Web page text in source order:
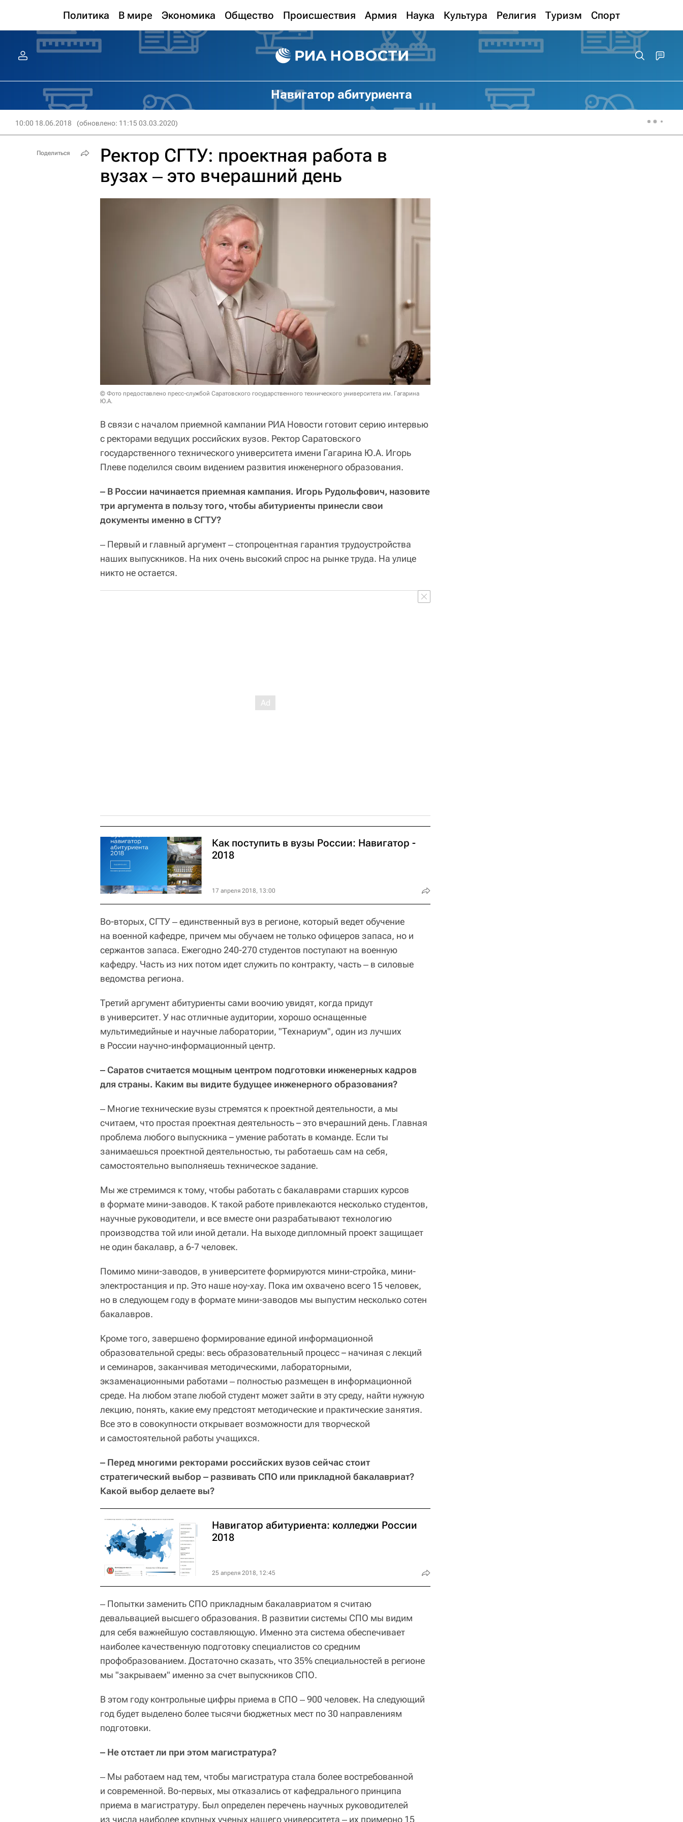
Политика В мире Экономика Общество Происшествия Армия Наука Культура Религия Туризм Спорт
Навигатор абитуриента
10:00 18.06.2018 (обновлено: 11:15 03.03.2020)
Ректор СГТУ: проектная работа в
вузах ‒ это вчерашний день
© Фото предоставлено пресс-службой Саратовского государственного технического университета им. Гагарина
Ю.А.
В связи с началом приемной кампании РИА Новости готовит серию интервью
с ректорами ведущих российских вузов. Ректор Саратовского
государственного технического университета имени Гагарина Ю.А. Игорь
Плеве поделился своим видением развития инженерного образования.
‒ В России начинается приемная кампания. Игорь Рудольфович, назовите
три аргумента в пользу того, чтобы абитуриенты принесли свои
документы именно в СГТУ?
‒ Первый и главный аргумент ‒ стопроцентная гарантия трудоустройства
наших выпускников. На них очень высокий спрос на рынке труда. На улице
никто не остается.
Как поступить в вузы России: Навигатор -
2018
17 апреля 2018, 13:00
Во-вторых, СГТУ ‒ единственный вуз в регионе, который ведет обучение
на военной кафедре, причем мы обучаем не только офицеров запаса, но и
сержантов запаса. Ежегодно 240-270 студентов поступают на военную
кафедру. Часть из них потом идет служить по контракту, часть ‒ в силовые
ведомства региона.
Третий аргумент абитуриенты сами воочию увидят, когда придут
в университет. У нас отличные аудитории, хорошо оснащенные
мультимедийные и научные лаборатории, "Технариум", один из лучших
в России научно-информационный центр.
‒ Саратов считается мощным центром подготовки инженерных кадров
для страны. Каким вы видите будущее инженерного образования?
‒ Многие технические вузы стремятся к проектной деятельности, а мы
считаем, что простая проектная деятельность – это вчерашний день. Главная
проблема любого выпускника – умение работать в команде. Если ты
занимаешься проектной деятельностью, ты работаешь сам на себя,
самостоятельно выполняешь техническое задание.
Мы же стремимся к тому, чтобы работать с бакалаврами старших курсов
в формате мини-заводов. К такой работе привлекаются несколько студентов,
научные руководители, и все вместе они разрабатывают технологию
производства той или иной детали. На выходе дипломный проект защищает
не один бакалавр, а 6-7 человек.
Помимо мини-заводов, в университете формируются мини-стройка, мини-
электростанция и пр. Это наше ноу-хау. Пока им охвачено всего 15 человек,
но в следующем году в формате мини-заводов мы выпустим несколько сотен
бакалавров.
Кроме того, завершено формирование единой информационной
образовательной среды: весь образовательный процесс – начиная с лекций
и семинаров, заканчивая методическими, лабораторными,
экзаменационными работами ‒ полностью размещен в информационной
среде. На любом этапе любой студент может зайти в эту среду, найти нужную
лекцию, понять, какие ему предстоят методические и практические занятия.
Все это в совокупности открывает возможности для творческой
и самостоятельной работы учащихся.
‒ Перед многими ректорами российских вузов сейчас стоит
стратегический выбор ‒ развивать СПО или прикладной бакалавриат?
Какой выбор делаете вы?
Навигатор абитуриента: колледжи России
2018
25 апреля 2018, 12:45
‒ Попытки заменить СПО прикладным бакалавриатом я считаю
девальвацией высшего образования. В развитии системы СПО мы видим
для себя важнейшую составляющую. Именно эта система обеспечивает
наиболее качественную подготовку специалистов со средним
профобразованием. Достаточно сказать, что 35% специальностей в регионе
мы "закрываем" именно за счет выпускников СПО.
В этом году контрольные цифры приема в СПО ‒ 900 человек. На следующий
год будет выделено более тысячи бюджетных мест по 30 направлениям
подготовки.
‒ Не отстает ли при этом магистратура?
‒ Мы работаем над тем, чтобы магистратура стала более востребованной
и современной. Во-первых, мы отказались от кафедрального принципа
приема в магистратуру. Был определен перечень научных руководителей
из числа наиболее крупных ученых нашего университета ‒ их примерно 15
Поделиться